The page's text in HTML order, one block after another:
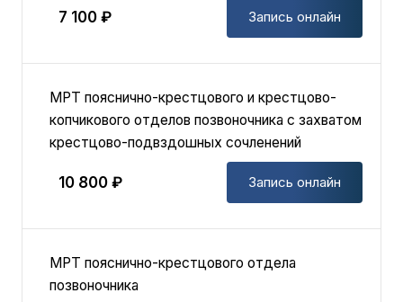
7 100 ₽ Запись онлайн
МРТ пояснично-крестцового и крестцово-
копчикового отделов позвоночника с захватом
крестцово-подвздошных сочленений
10 800 ₽ Запись онлайн
МРТ пояснично-крестцового отдела
позвоночника